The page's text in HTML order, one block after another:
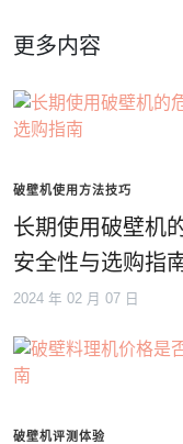
更多内容
破壁机使用方法技巧
长期使用破壁机
安全性与选购指
2024 年 02 月 07 日
破壁机评测体验